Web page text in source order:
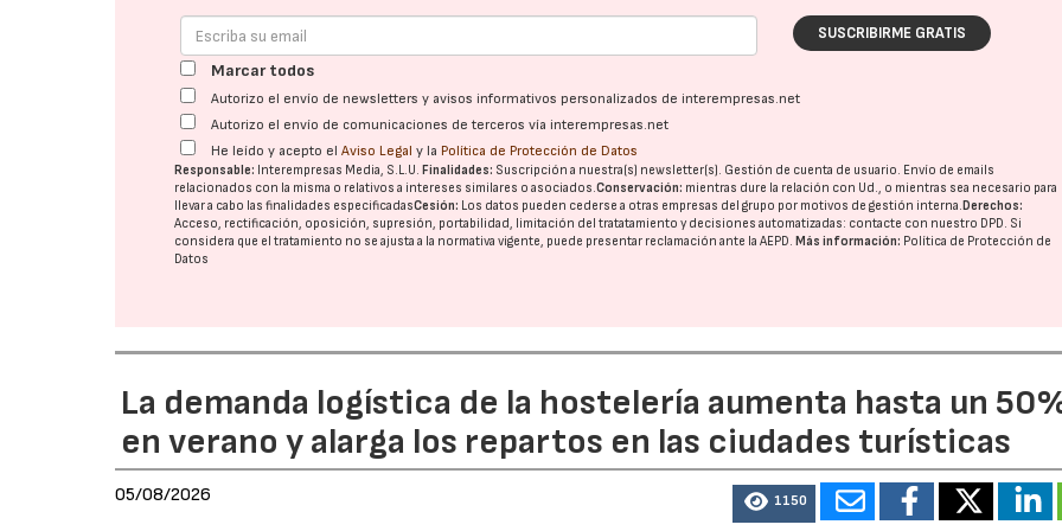
SUSCRIBIRME GRATIS
Marcar todos
Autorizo el envío de newsletters y avisos informativos personalizados de interempresas.net
Autorizo el envío de comunicaciones de terceros vía interempresas.net
He leído y acepto elAviso Legal y la Política de Protección de Datos
Responsable: Interempresas Media, S.L.U. Finalidades: Suscripción a nuestra(s) newsletter(s). Gestión de cuenta de usuario. Envío de emails
relacionados con la misma o relativos a intereses similares o asociados.Conservación: mientras dure la relación con Ud., o mientras sea necesario para
llevar a cabo las finalidades especificadasCesión: Los datos pueden cederse a otras empresas del grupo por motivos de gestión interna. Derechos:
Acceso, rectificación, oposición, supresión, portabilidad, limitación del tratatamiento y decisiones automatizadas: contacte con nuestro DPD. Si
considera que el tratamiento no se ajusta a la normativa vigente, puede presentar reclamación ante laAEPD. Más información: Política de Protección de
Datos
La demanda logística de la hostelería aumenta hasta un
en verano y alarga los repartos en las ciudades turísticas
05/08/2026 1150